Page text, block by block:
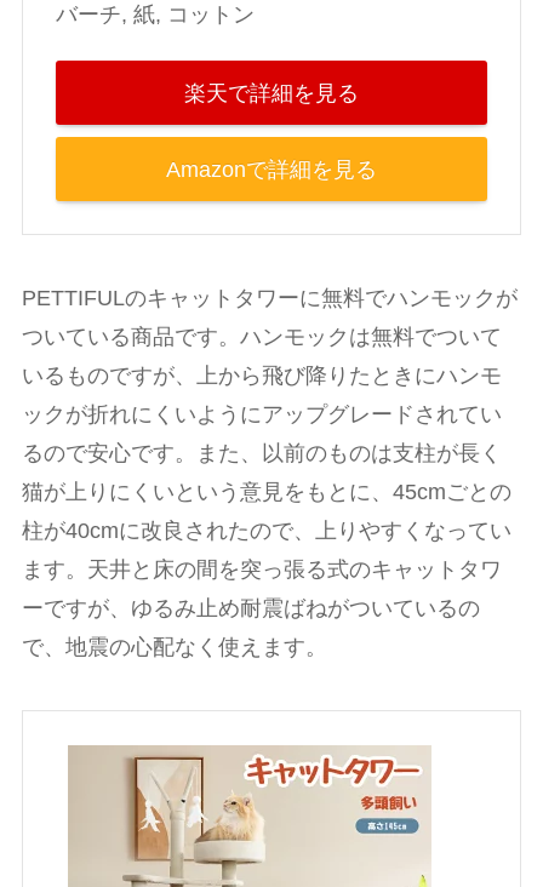
バーチ, 紙, コットン
楽天で詳細を見る
Amazonで詳細を見る
PETTIFULのキャットタワーに無料でハンモックが
ついている商品です。ハンモックは無料でついて
いるものですが、上から飛び降りたときにハンモ
ックが折れにくいようにアップグレードされてい
るので安心です。また、以前のものは支柱が長く
猫が上りにくいという意見をもとに、45cmごとの
柱が40cmに改良されたので、上りやすくなってい
ます。天井と床の間を突っ張る式のキャットタワ
ーですが、ゆるみ止め耐震ばねがついているの
で、地震の心配なく使えます。